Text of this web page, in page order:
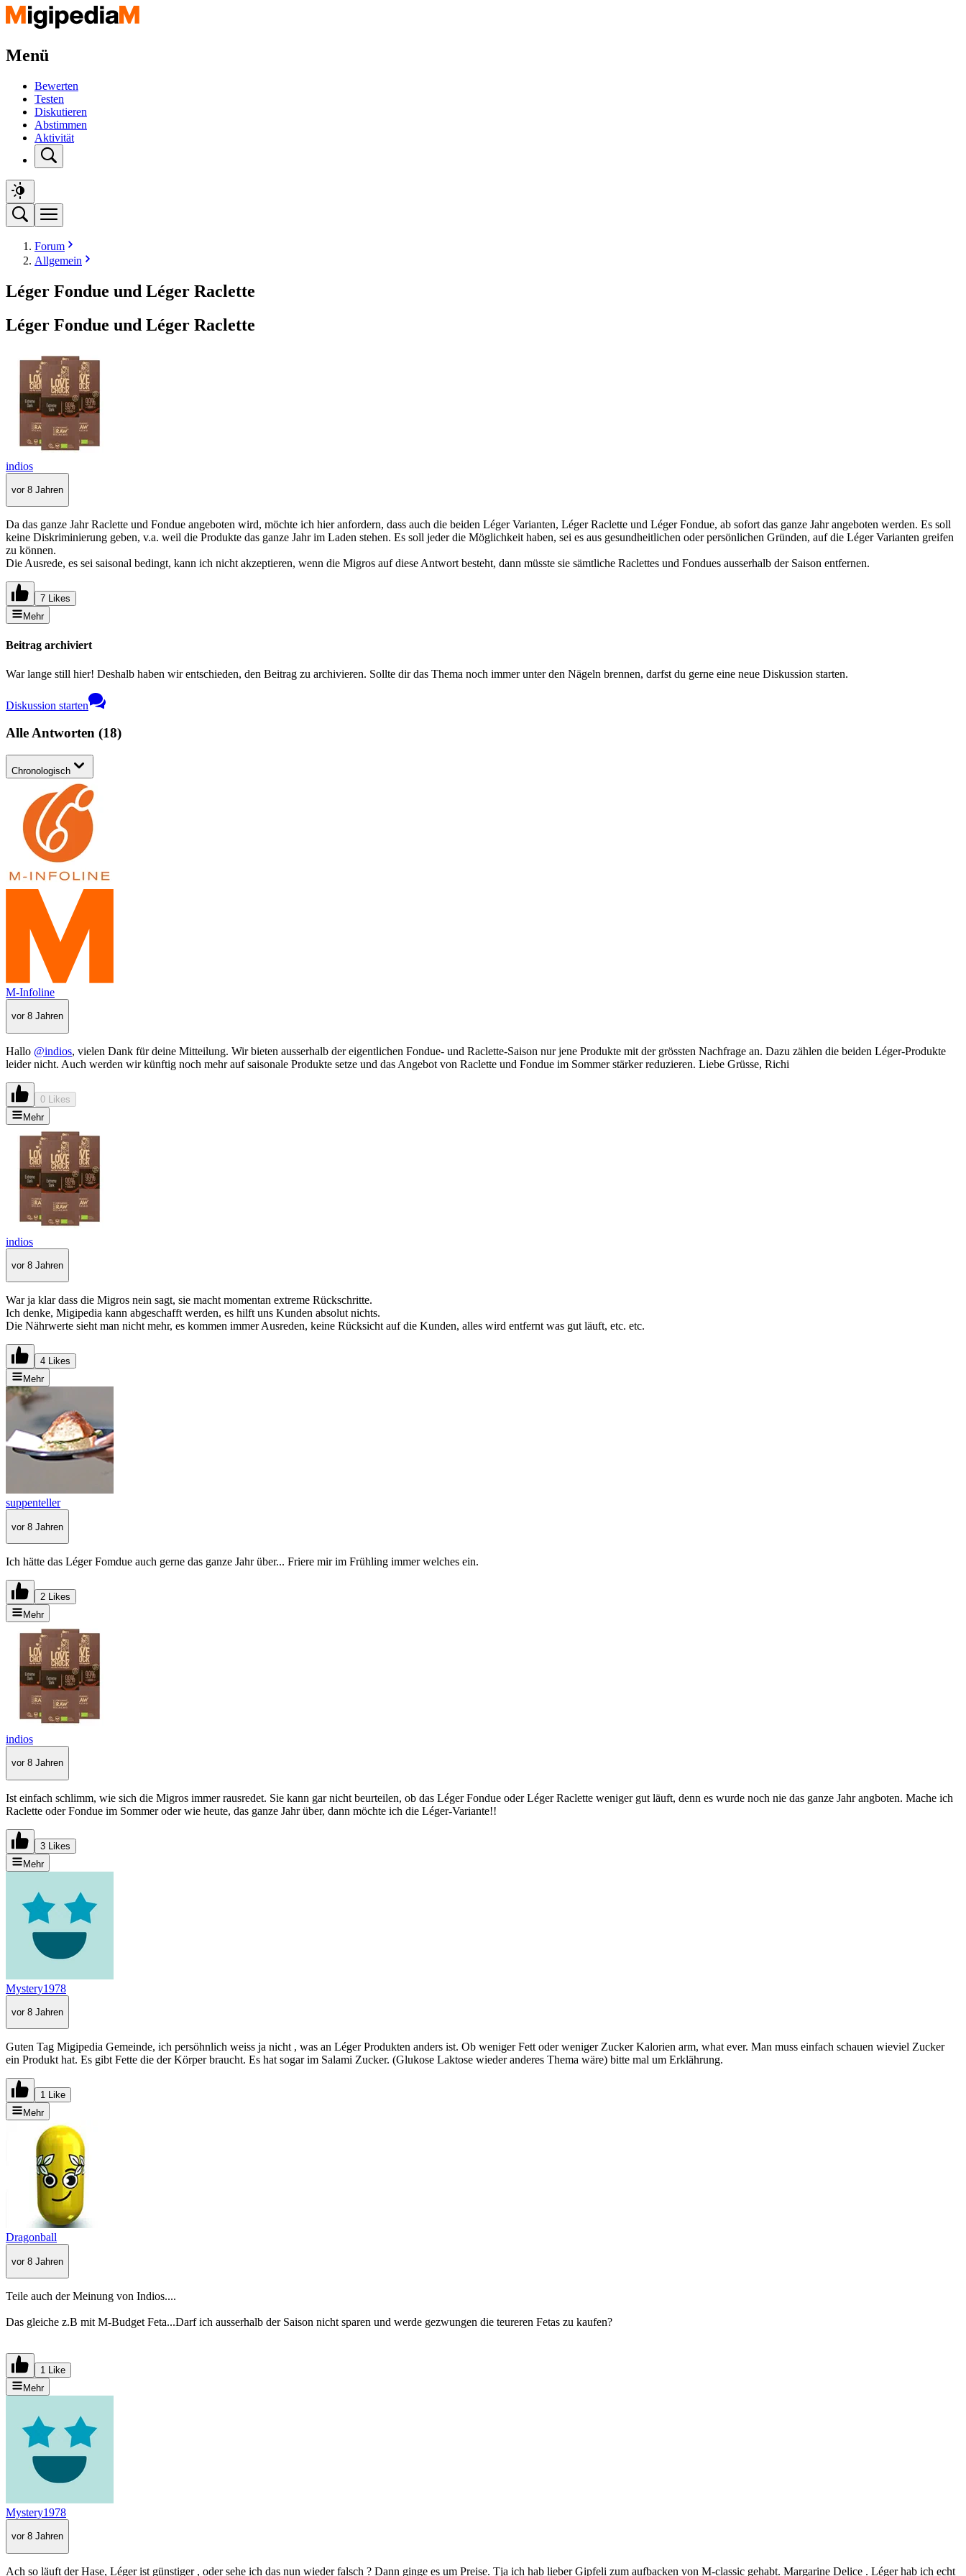
Menü
Bewerten
Testen
Diskutieren
Abstimmen
Aktivität
Forum
Allgemein
Léger Fondue und Léger Raclette
Léger Fondue und Léger Raclette
indios
vor 8 Jahren
Da das ganze Jahr Raclette und Fondue angeboten wird, möchte ich hier anfordern, dass auch die beiden Léger Varianten, Léger Raclette und Léger Fondue, ab sofort das ganze Jahr angeboten werden. Es soll
keine Diskriminierung geben, v.a. weil die Produkte das ganze Jahr im Laden stehen. Es soll jeder die Möglichkeit haben, sei es aus gesundheitlichen oder persönlichen Gründen, auf die Léger Varianten greifen
zu können.
Die Ausrede, es sei saisonal bedingt, kann ich nicht akzeptieren, wenn die Migros auf diese Antwort besteht, dann müsste sie sämtliche Raclettes und Fondues ausserhalb der Saison entfernen.
7 Likes
Mehr
Beitrag archiviert
War lange still hier! Deshalb haben wir entschieden, den Beitrag zu archivieren. Sollte dir das Thema noch immer unter den Nägeln brennen, darfst du gerne eine neue Diskussion starten.
Diskussion starten
Alle Antworten (18)
Chronologisch
M-Infoline
vor 8 Jahren
Hallo @indios, vielen Dank für deine Mitteilung. Wir bieten ausserhalb der eigentlichen Fondue- und Raclette-Saison nur jene Produkte mit der grössten Nachfrage an. Dazu zählen die beiden Léger-Produkte
leider nicht. Auch werden wir künftig noch mehr auf saisonale Produkte setze und das Angebot von Raclette und Fondue im Sommer stärker reduzieren. Liebe Grüsse, Richi
0 Likes
Mehr
indios
vor 8 Jahren
War ja klar dass die Migros nein sagt, sie macht momentan extreme Rückschritte.
Ich denke, Migipedia kann abgeschafft werden, es hilft uns Kunden absolut nichts.
Die Nährwerte sieht man nicht mehr, es kommen immer Ausreden, keine Rücksicht auf die Kunden, alles wird entfernt was gut läuft, etc. etc.
4 Likes
Mehr
suppenteller
vor 8 Jahren
Ich hätte das Léger Fomdue auch gerne das ganze Jahr über... Friere mir im Frühling immer welches ein.
2 Likes
Mehr
indios
vor 8 Jahren
Ist einfach schlimm, wie sich die Migros immer rausredet. Sie kann gar nicht beurteilen, ob das Léger Fondue oder Léger Raclette weniger gut läuft, denn es wurde noch nie das ganze Jahr angboten. Mache ich
Raclette oder Fondue im Sommer oder wie heute, das ganze Jahr über, dann möchte ich die Léger-Variante!!
3 Likes
Mehr
Mystery1978
vor 8 Jahren
Guten Tag Migipedia Gemeinde, ich persöhnlich weiss ja nicht , was an Léger Produkten anders ist. Ob weniger Fett oder weniger Zucker Kalorien arm, what ever. Man muss einfach schauen wieviel Zucker
ein Produkt hat. Es gibt Fette die der Körper braucht. Es hat sogar im Salami Zucker. (Glukose Laktose wieder anderes Thema wäre) bitte mal um Erklährung.
1 Like
Mehr
Dragonball
vor 8 Jahren
Teile auch der Meinung von Indios....
Das gleiche z.B mit M-Budget Feta...Darf ich ausserhalb der Saison nicht sparen und werde gezwungen die teureren Fetas zu kaufen?
1 Like
Mehr
Mystery1978
vor 8 Jahren
Ach so läuft der Hase, Léger ist günstiger , oder sehe ich das nun wieder falsch ? Dann ginge es um Preise. Tja ich hab lieber Gipfeli zum aufbacken von M-classic gehabt. Margarine Delice . Léger hab ich echt